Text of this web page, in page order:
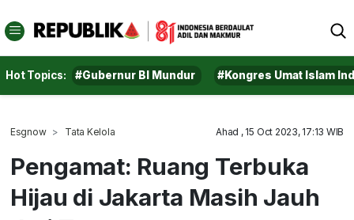
Hot Topics: #Gubernur BI Mundur #Kongres Umat Islam
Esgnow Tata Kelola Ahad , 15 Oct 2023, 17:13 WIB
Pengamat: Ruang Terbuka
Hijau di Jakarta Masih Jauh